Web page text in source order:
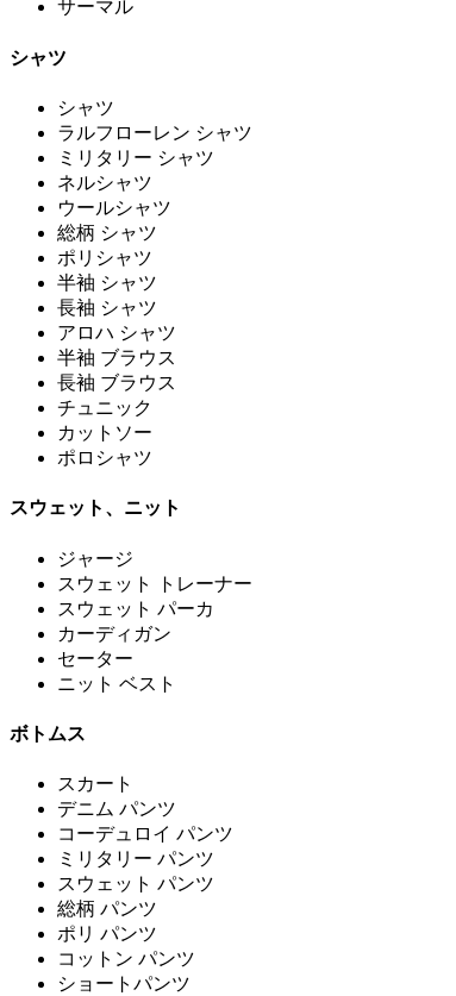
サーマル
シャツ
シャツ
ラルフローレン シャツ
ミリタリー シャツ
ネルシャツ
ウールシャツ
総柄 シャツ
ポリシャツ
半袖 シャツ
長袖 シャツ
アロハ シャツ
半袖 ブラウス
長袖 ブラウス
チュニック
カットソー
ポロシャツ
スウェット、ニット
ジャージ
スウェット トレーナー
スウェット パーカ
カーディガン
セーター
ニット ベスト
ボトムス
スカート
デニム パンツ
コーデュロイ パンツ
ミリタリー パンツ
スウェット パンツ
総柄 パンツ
ポリ パンツ
コットン パンツ
ショートパンツ